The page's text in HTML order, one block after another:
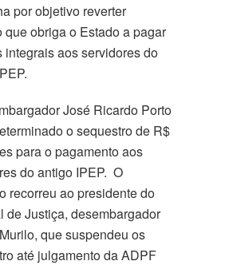
por objetivo reverter
que obriga o Estado a pagar
integrais aos servidores do
José Ricardo Porto
o sequestro de R$
para o pagamento aos
do antigo IPEP. O
recorreu ao presidente do
de Justiça, desembargador
que suspendeu os
até julgamento da ADPF